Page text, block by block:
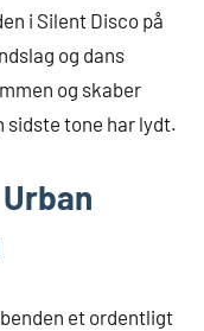
i Silent Disco på
og dans
og skaber
sidste tone har lydt.
et ordentligt